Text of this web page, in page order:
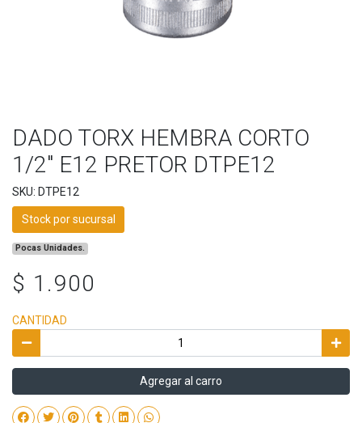
DADO TORX HEMBRA CORTO
1/2" E12 PRETOR DTPE12
SKU: DTPE12
Stock por sucursal
Pocas Unidades.
$ 1.900
CANTIDAD
Agregar al carro